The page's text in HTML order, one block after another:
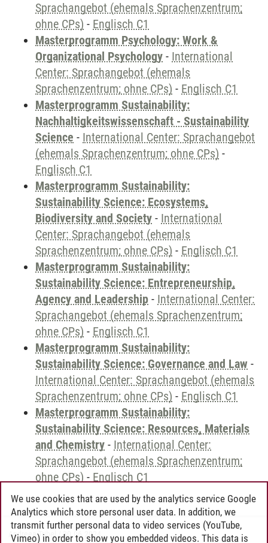
Sprachangebot (ehemals Sprachenzentrum;
ohne CPs) - Englisch C1
Masterprogramm Psychology: Work &
Organizational Psychology - International
Center: Sprachangebot (ehemals
Sprachenzentrum; ohne CPs) - Englisch C1
Masterprogramm Sustainability:
Nachhaltigkeitswissenschaft - Sustainability
Science - International Center: Sprachangebot
(ehemals Sprachenzentrum; ohne CPs) -
Englisch C1
Masterprogramm Sustainability:
Sustainability Science: Ecosystems,
Biodiversity and Society - International
Center: Sprachangebot (ehemals
Sprachenzentrum; ohne CPs) - Englisch C1
Masterprogramm Sustainability:
Sustainability Science: Entrepreneurship,
Agency and Leadership - International Center:
Sprachangebot (ehemals Sprachenzentrum;
ohne CPs) - Englisch C1
Masterprogramm Sustainability:
Sustainability Science: Governance and Law -
International Center: Sprachangebot (ehemals
Sprachenzentrum; ohne CPs) - Englisch C1
Masterprogramm Sustainability:
Sustainability Science: Resources, Materials
and Chemistry - International Center:
Sprachangebot (ehemals Sprachenzentrum;
ohne CPs) - Englisch C1
Andreea Tribel 30.06.2024
We use cookies that are used by the analytics service Google
Analytics which store personal user data. In addition, we
transmit further personal data to video services (YouTube,
Vimeo) in order to show you embedded videos. This data is